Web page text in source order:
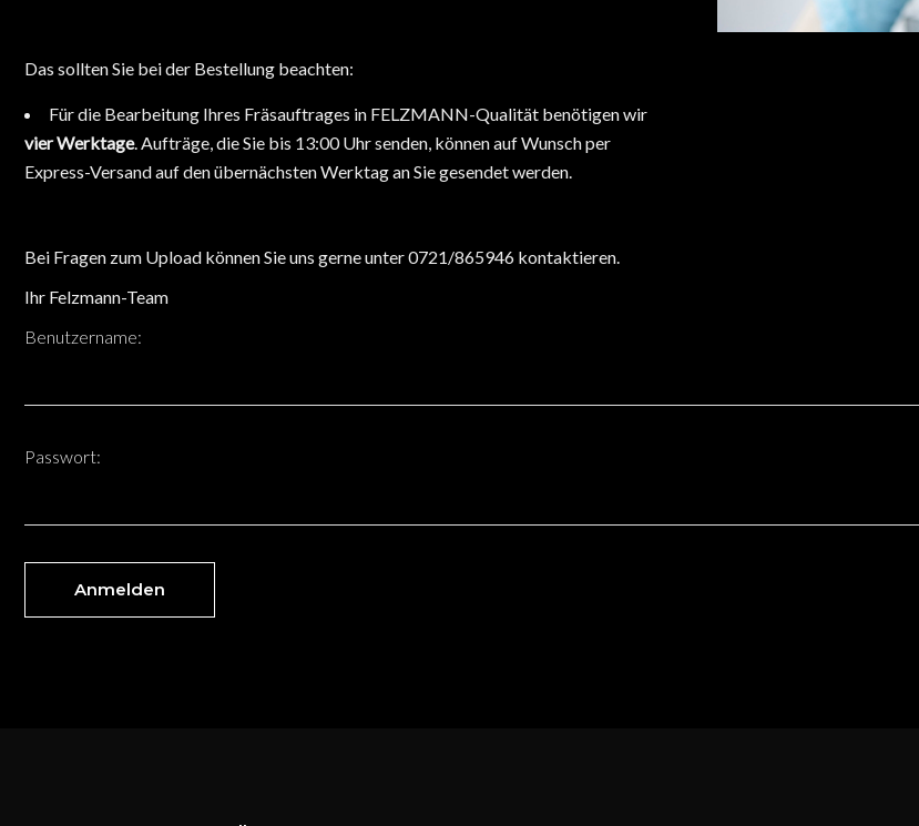
Das sollten Sie bei der Bestellung beachten:
Für die Bearbeitung Ihres Fräsauftrages in FELZMANN-Qualität benötigen wir
vier Werktage. Aufträge, die Sie bis 13:00 Uhr senden, können auf Wunsch per
Express-Versand auf den übernächsten Werktag an Sie gesendet werden.
Bei Fragen zum Upload können Sie uns gerne unter 0721/865946 kontaktieren.
Ihr Felzmann-Team
Benutzername:
Passwort:
Anmelden